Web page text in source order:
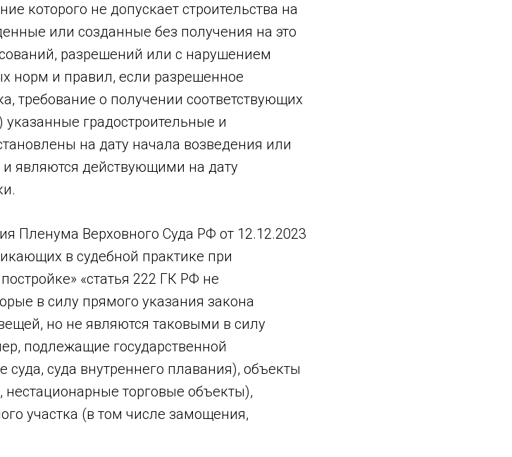
которого не допускает строительства на
или созданные без получения на это
разрешений или с нарушением
норм и правил, если разрешенное
требование о получении соответствующих
градостроительные и
на дату начала возведения или
являются действующими на дату
Пленума Верховного Суда РФ от 12.12.2023
в судебной практике при
«статья 222 ГК РФ не
в силу прямого указания закона
но не являются таковыми в силу
подлежащие государственной
суда внутреннего плавания), объекты
торговые объекты),
участка (в том числе замощения,